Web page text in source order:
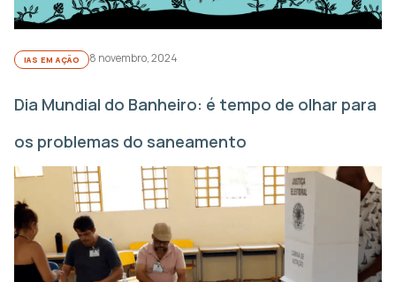
IAS EM AÇÃO 8 novembro, 2024
Dia Mundial do Banheiro: é tempo de olhar para
os problemas do saneamento